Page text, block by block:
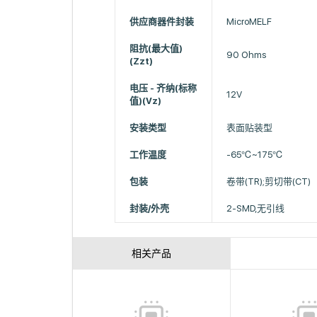
供应商器件封装 MicroMELF
阻抗(最大值)
(Zzt)
90 Ohms
电压 - 齐纳(标称
值)(Vz)
12V
安装类型 表面贴装型
工作温度 -65℃~175℃
包装 卷带(TR);剪切带(CT)
封装/外壳 2-SMD,无引线
相关产品